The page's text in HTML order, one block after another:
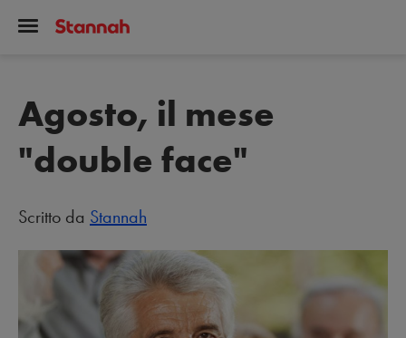
Agosto, il mese
"double face"
Scritto da Stannah